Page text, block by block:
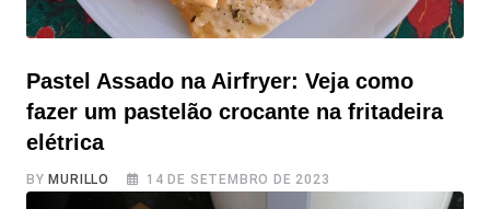
Pastel Assado na Airfryer: Veja como
fazer um pastelão crocante na fritadeira
elétrica
BY MURILLO 14 DE SETEMBRO DE 2023